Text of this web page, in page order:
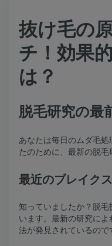
抜け毛の
チ！効果
は？
脱毛研究の最
あなたは毎日のムダ毛
たのために、最新の脱毛
最近のブレイク
知っていましたか？脱
います。最新の研究に
法が発見されているので